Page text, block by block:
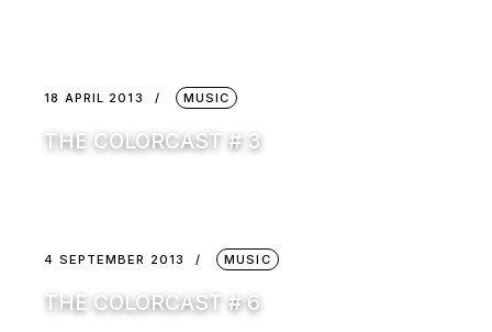
18 APRIL 2013 MUSIC
THE COLORCAST # 3
4 SEPTEMBER 2013 MUSIC
THE COLORCAST # 6